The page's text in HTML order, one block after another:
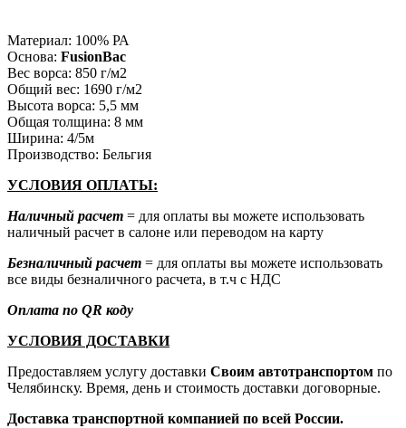
Материал: 100% РА
Основа: FusionBac
Вес ворса: 850 г/м2
Общий вес: 1690 г/м2
Высота ворса: 5,5 мм
Общая толщина: 8 мм
Ширина: 4/5м
Производство: Бельгия
УСЛОВИЯ ОПЛАТЫ:
Наличный расчет = для оплаты вы можете использовать
наличный расчет в салоне или переводом на карту
Безналичный расчет = для оплаты вы можете использовать
все виды безналичного расчета, в т.ч с НДС
Оплата по QR коду
УСЛОВИЯ ДОСТАВКИ
Предоставляем услугу доставки Своим автотранспортом по
Челябинску. Время, день и стоимость доставки договорные.
Доставка транспортной компанией по всей России.